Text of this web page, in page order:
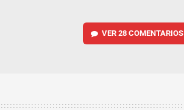
VER 28 COMENTARIOS